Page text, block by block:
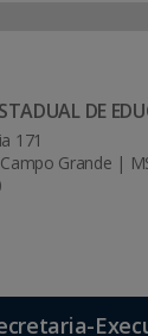
DE
171
Grande |